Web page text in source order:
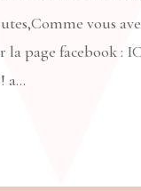
vous
la page facebook :
a...